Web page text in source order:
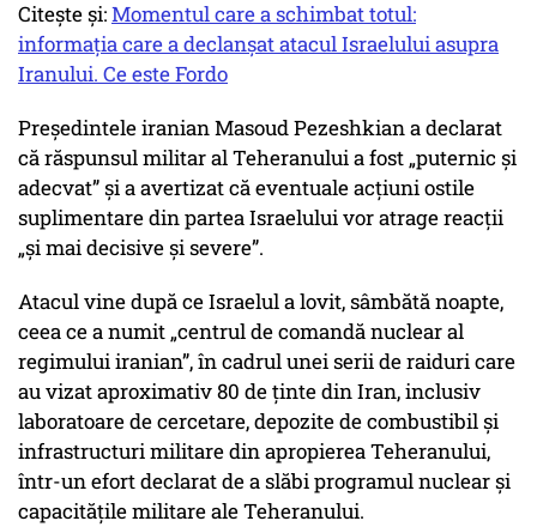
Citește și:Momentul care a schimbat totul:
informația care a declanșat atacul Israelului asupra
Iranului. Ce este Fordo
Președintele iranian Masoud Pezeshkian a declarat
că răspunsul militar al Teheranului a fost „puternic și
adecvat” și a avertizat că eventuale acțiuni ostile
suplimentare din partea Israelului vor atrage reacții
„și mai decisive și severe”.
Atacul vine după ce Israelul a lovit, sâmbătă noapte,
ceea ce a numit „centrul de comandă nuclear al
regimului iranian”, în cadrul unei serii de raiduri care
au vizat aproximativ 80 de ținte din Iran, inclusiv
laboratoare de cercetare, depozite de combustibil și
infrastructuri militare din apropierea Teheranului,
într-un efort declarat de a slăbi programul nuclear și
capacitățile militare ale Teheranului.